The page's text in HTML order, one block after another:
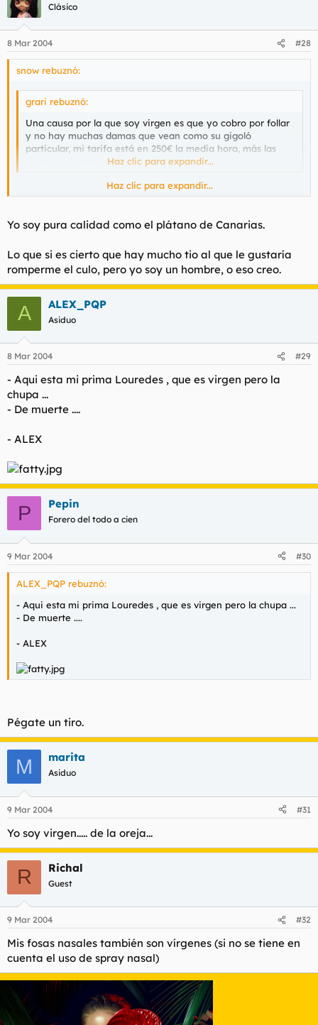
Clásico
8 Mar 2004 #28
snow rebuznó:
grari rebuznó:
Una causa por la que soy virgen es que yo cobro por follar
y no hay muchas damas que vean como su gigoló
particular, mi tarifa está en 250€ la media hora, más las
dietas y el transporte.Haz clic para expandir...
Grari, ningún producto es muy caro si a cambio la calidad lo
Haz clic para expandir...
Yo soy pura calidad como el plátano de Canarias.
Lo que si es cierto que hay mucho tio al que le gustaría
romperme el culo, pero yo soy un hombre, o eso creo.
A ALEX_PQP
Asiduo
8 Mar 2004 #29
- Aqui esta mi prima Louredes , que es virgen pero la
chupa ...
- De muerte ....
- ALEX
P Pepin
Forero del todo a cien
9 Mar 2004 #30
ALEX_PQP rebuznó:
- Aqui esta mi prima Louredes , que es virgen pero la chupa ...
- De muerte ....
- ALEX
Pégate un tiro.
M marita
Asiduo
9 Mar 2004 #31
Yo soy virgen..... de la oreja...
R Richal
Guest
9 Mar 2004 #32
Mis fosas nasales también son vírgenes (si no se tiene en
cuenta el uso de spray nasal)